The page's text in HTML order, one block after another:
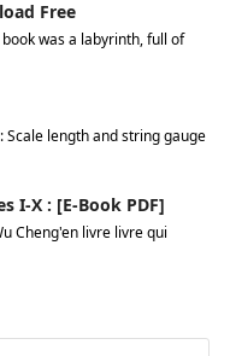
Free
was a labyrinth, full of
Scale length and string gauge
I-X : [E-Book PDF]
Cheng'en livre livre qui